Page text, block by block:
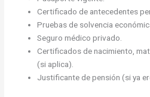
Certificado de antecedentes
Pruebas de solvencia
Seguro médico privado.
Certificados de nacimiento,
(si aplica).
Justificante de pensión (si ya